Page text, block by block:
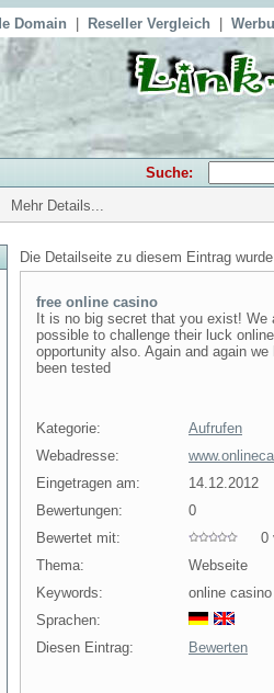
Domain Reseller Vergleich
Suche:
Mehr Details...
Die Detailseite zu diesem Eintrag
free online casino
It is no big secret that you exist!
possible to challenge their luck
opportunity also. Again and again
been tested
Kategorie:
Aufrufen
Webadresse:
Eingetragen am:
14.12.2012
Bewertungen:
0
Bewertet mit:
0
Thema:
Webseite
Keywords:
online
Sprachen:
Diesen Eintrag:
Bewerten